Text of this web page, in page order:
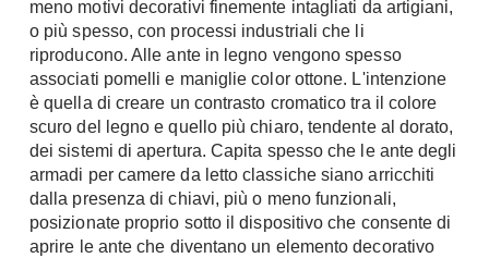
Poltrone
Poltroncine
Divanoletto
Chaise Longue
Divani Angolo
Divani in Pelle
Complementi
Fotovoltaico
Riciclo
Energie Rinnovabili
Bioedilizia
Teleriscaldamento
Cura della casa
Pulizia
Detergenti
meno motivi decorativi finemente intagliati da artigiani,
o più spesso, con processi industriali che li
riproducono. Alle ante in legno vengono spesso
associati pomelli e maniglie color ottone. L'intenzione
è quella di creare un contrasto cromatico tra il colore
scuro del legno e quello più chiaro, tendente al dorato,
dei sistemi di apertura. Capita spesso che le ante degli
armadi per camere da letto classiche siano arricchiti
dalla presenza di chiavi, più o meno funzionali,
posizionate proprio sotto il dispositivo che consente di
aprire le ante che diventano un elemento decorativo